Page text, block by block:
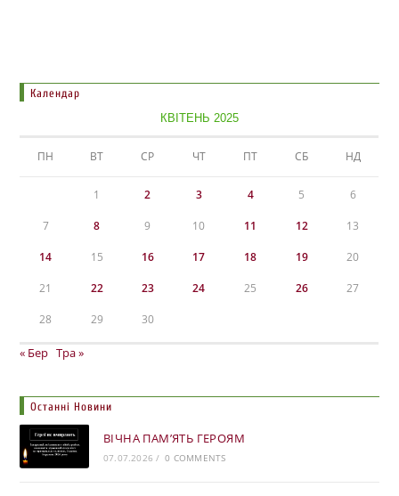
Календар
КВІТЕНЬ 2025
ПН ВТ СР ЧТ ПТ СБ НД
1 2 3 4 5 6
7 8 9 10 11 12 13
14 15 16 17 18 19 20
21 22 23 24 25 26 27
28 29 30
« Бер Тра »
Останні Новини
ВІЧНА ПАМ’ЯТЬ ГЕРОЯМ
07.07.2026 / 0 COMMENTS